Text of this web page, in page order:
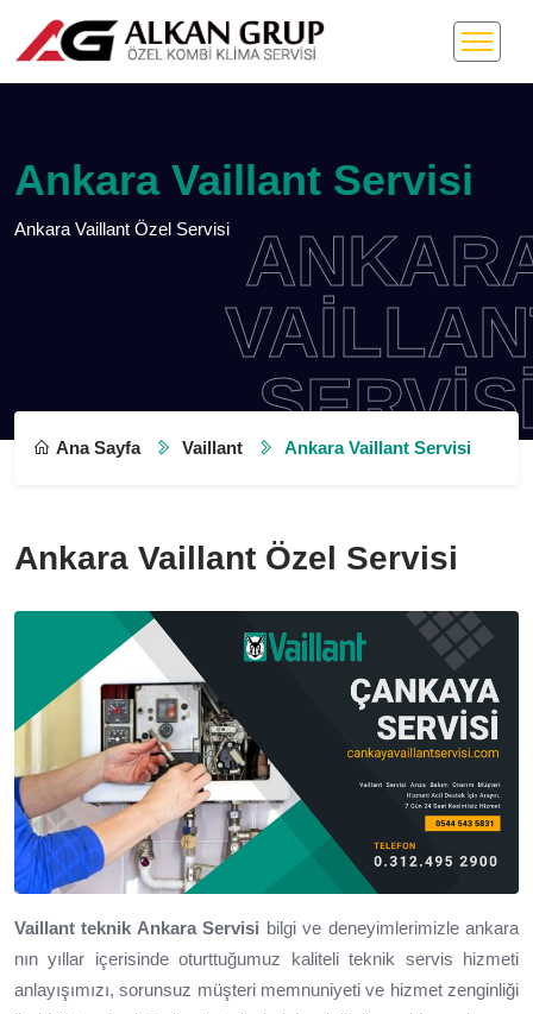
ANKARA
VAILLANT
SERVISI
Ankara Vaillant Servisi
Ankara Vaillant Özel Servisi
Ana Sayfa Vaillant Ankara Vaillant Servisi
Ankara Vaillant Özel Servisi
Vaillant teknik Ankara Servisi bilgi ve deneyimlerimizle ankara
nın yıllar içerisinde oturttuğumuz kaliteli teknik servis hizmeti
anlayışımızı, sorunsuz müşteri memnuniyeti ve hizmet zenginliği